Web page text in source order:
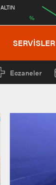
%
SERVİSLER
Eczaneler